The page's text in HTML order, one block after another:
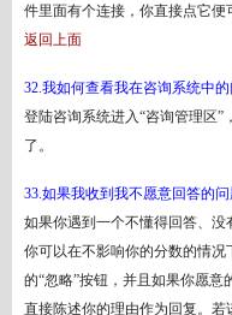
件里面有个连接，你直接点它便
返回上面
32.我如何查看我在咨询系统中的
登陆咨询系统进入 “咨询管理区”
了。
33.如果我收到我不愿意回答的
如果你遇到一个不懂得回答、没
你可以在不影响你的分数的情况
的“忽略”按钮，并且如果你愿
直接陈述你的理由作为回复。